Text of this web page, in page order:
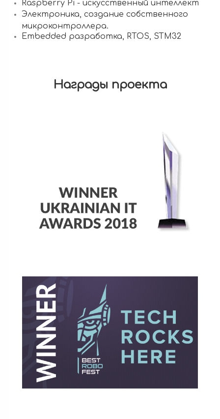
Raspberry Pi - искусственный интеллект
Электроника, создание собственного
микроконтроллера.
Embedded разработка, RTOS, STM32
Награды проекта